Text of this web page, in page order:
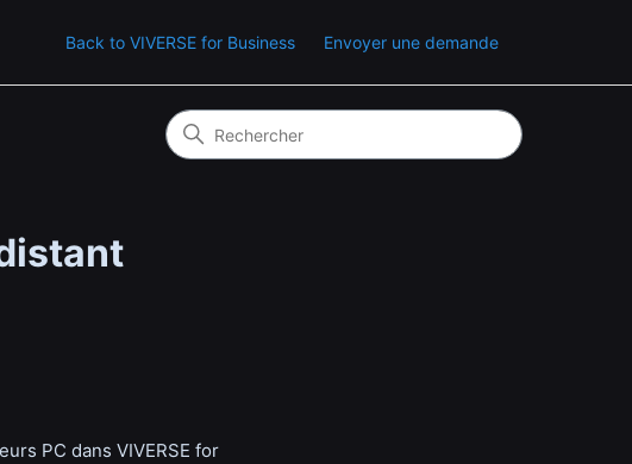
Back to VIVERSE for Business Envoyer une demande
PC dans VIVERSE for